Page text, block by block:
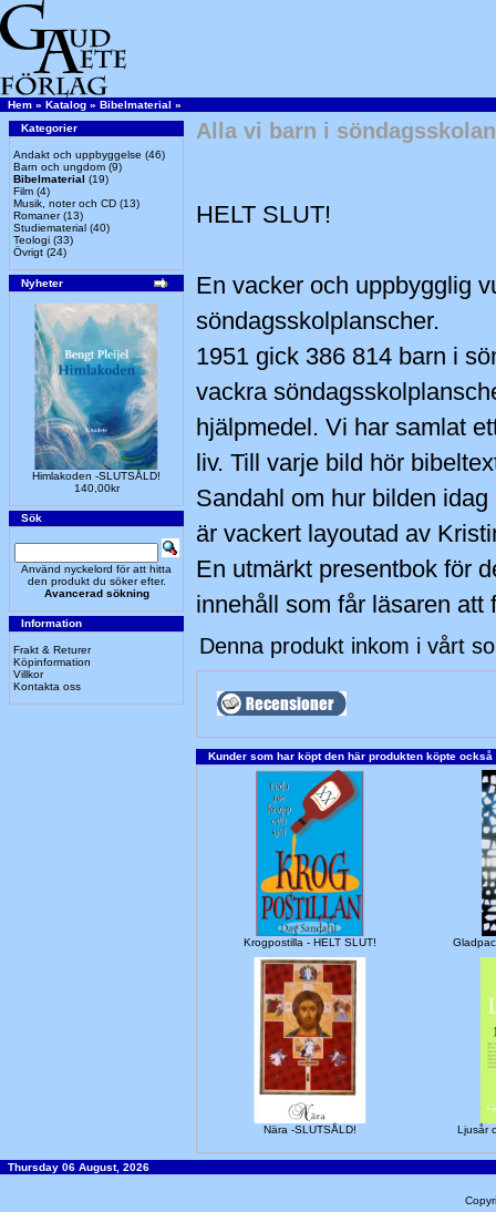
Hem » Katalog » Bibelmaterial »
Kategorier
Andakt och uppbyggelse (46)
Barn och ungdom (9)
Bibelmaterial (19)
Film (4)
Musik, noter och CD (13)
Romaner(13)
Studiematerial (40)
Teologi (33)
Övrigt (24)
Nyheter
Himlakoden -SLUTSÅLD!
140,00kr
Sök
Använd nyckelord för att hitta
den produkt du söker efter.
Avancerad sökning
Information
Frakt & Returer
Köpinformation
Villkor
Kontakta oss
Alla vi barn i
HELT SLUT!
En vacker och uppbygglig
söndagsskolplanscher.
1951 gick 386 814 barn i
vackra
hjälpmedel. Vi har samlat
liv. Till varje bild hör
Sandahl om hur bilden
är vackert layoutad av
En utmärkt presentbok för
innehåll som får läsaren att
Denna produkt inkom i vårt
Kunder som har köpt den här produkten köpte också
Krogpostilla - HELT SLUT!
Nära -SLUTSÅLD! Ljusår
Thursday 06 August, 2026